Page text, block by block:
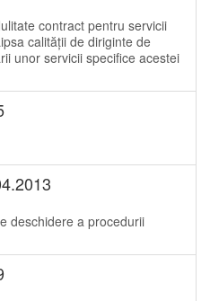
contract pentru servicii
calității de diriginte de
unor servicii specifice acestei
deschidere a procedurii